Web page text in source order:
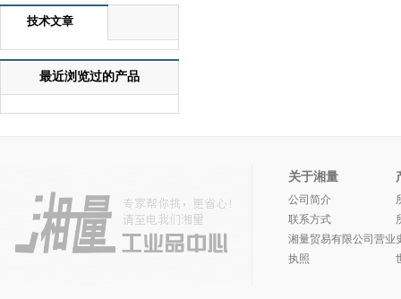
技术文章
最近浏览过的产品
关于湘量
公司简介
联系方式
湘量贸易有限公司营业
执照